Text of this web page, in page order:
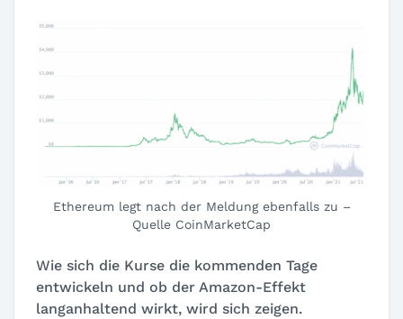
Ethereum legt nach der Meldung ebenfalls zu –
Quelle CoinMarketCap
Wie sich die Kurse die kommenden Tage
entwickeln und ob der Amazon-Effekt
langanhaltend wirkt, wird sich zeigen.